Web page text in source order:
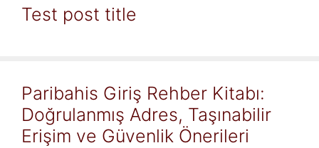
Test post title
Paribahis Giriş Rehber Kitabı:
Doğrulanmış Adres, Taşınabilir
Erişim ve Güvenlik Önerileri